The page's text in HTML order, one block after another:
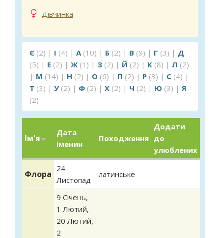
Дівчинка
Є (2) | І (4) | А (10) | Б (2) | В (9) | Г (3) | Д
(5) | Е (2) | Ж (1) | З (2) | Й (2) | К (8) | Л (2)
| М (14) | Н (2) | О (6) | П (2) | Р (3) | С (4) |
Т (3) | У (2) | Ф (2) | Х (2) | Ч (2) | Ю (3) | Я
(2)
Ім'я
Дата
іменин
Походження
Додати
до
улюблених
Флора
24
Листопад
латинське
9 Січень,
1 Лютий,
20 Лютий,
2